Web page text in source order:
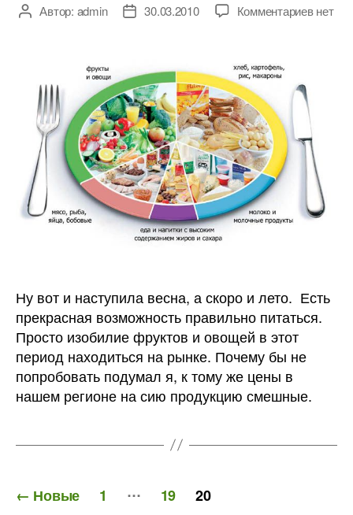
АвторАвтор: admin
Дата30.03.2010 Комментариевк
нет
Ну вот и наступила весна, а скоро и лето. Есть
прекрасная возможность правильно питаться.
Просто изобилие фруктов и овощей в этот
период находиться на рынке. Почему бы не
попробовать подумал я, к тому же цены в
нашем регионе на сию продукцию смешные.
Пагинация
← Новые 1 … 19 20